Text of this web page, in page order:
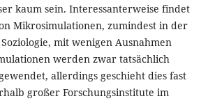
kaum sein. Interessanterweise findet
Mikrosimulationen, zumindest in der
mit wenigen Ausnahmen
werden zwar tatsächlich
allerdings geschieht dies fast
großer Forschungsinstitute im